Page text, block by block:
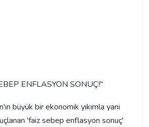
ENFLASYON SONUÇ!"
büyük bir ekonomik yıkımla yani
'faiz sebep enflasyon sonuç'